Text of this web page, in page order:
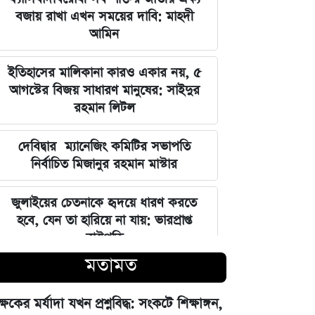
বজায় রাখা এখন সময়ের দাবি: মাহদী
আমিন
ইতিহাসের মালিকানা কারও একার নয়, ৫
আগস্টের বিজয় সাধারণ মানুষের: সাইদুর
রহমান লিটল
দেবিদ্বার ম্যানেজিং কমিটির সভাপতি
নির্বাচিত মিজানুর রহমান মাস্টার
জুলাইয়ের চেতনাকে হৃদয়ে ধারণ করতে
হবে, যেন তা হারিয়ে না যায়: ভারপ্রাপ্ত
রাষ্ট্রপতি
ভারত সরকারের আলটিমেটামের মুখে
নতিস্বীকার, ভুল স্বীকার করল মেটা
মতামত
মর্যাদা যখন প্রশ্নবিদ্ধ: সংকটে শিক্ষাঙ্গন,